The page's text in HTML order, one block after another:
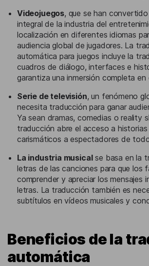
Videojuegos, que se han
integral de la industria del
localización en diferentes idiomas
audiencia global de jugadores. La
automática para juegos incluye la
cuadros de diálogo, interfaces e
garantiza una inmersión completa en
Serie de televisión, un fenómeno
necesita traducción para ganar
Ya sean dramas, comedias o reality
traducción abre el acceso a historias
carismáticos a espectadores de
La industria musicalse basa en la
letras de las canciones para que los
comprender y apreciar los mensajes
letras. La traducción también es
subtítulos en vídeos musicales y
Beneficios de la
automática